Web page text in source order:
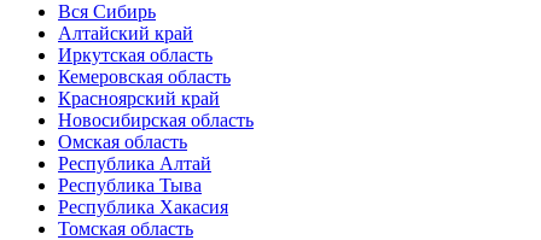
Вся Сибирь
Алтайский край
Иркутская область
Кемеровская область
Красноярский край
Новосибирская область
Омская область
Республика Алтай
Республика Тыва
Республика Хакасия
Томская область